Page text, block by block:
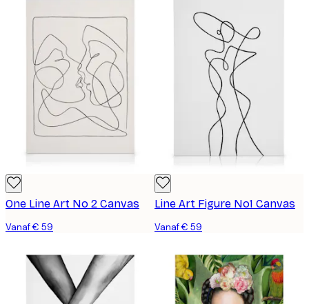
One Line Art No 2 Canvas
Vanaf € 59
Line Art Figure No1 Canvas
Vanaf € 59